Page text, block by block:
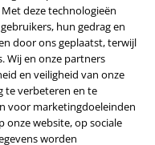
Met deze technologieën
hun gedrag en
door ons geplaatst, terwijl
Wij en onze partners
en veiligheid van onze
te verbeteren en te
voor marketingdoeleinden
onze website, op sociale
worden
Kan niet worden
Na het invoeren van
in je winkelmandje. Niet
(Till) Lindemann,
Broilers, Böhse